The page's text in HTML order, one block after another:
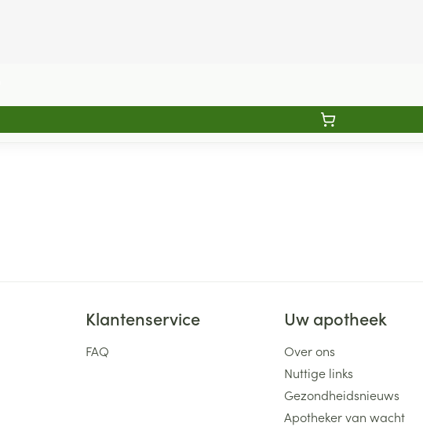
Klantenservice
FAQ
Uw apotheek
Over ons
Nuttige links
Gezondheidsnieuws
Apotheker van wacht